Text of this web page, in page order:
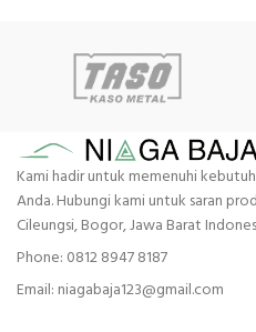
Kami hadir untuk memenuhi
Anda. Hubungi kami untuk saran
Cileungsi, Bogor, Jawa Barat
Phone: 0812 8947 8187
Email: niagabaja123@gmail.com